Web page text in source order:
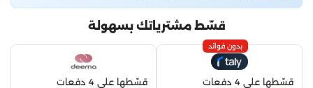
قسّط مشترياتك بسهولة
بدون فوائد
قسّطها على 4 دفعات
قسّطها على 4 دفعات